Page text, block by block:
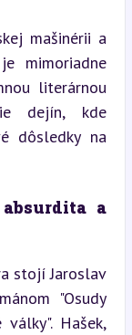
mašinérii a
mimoriadne
literárnou
dejín, kde
dôsledky na
a
stojí Jaroslav
"Osudy
Hašek,